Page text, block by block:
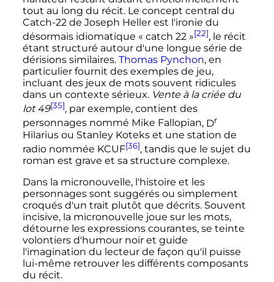
tout au long du récit. Le concept central du
Catch-22 de Joseph Heller est l'ironie du
désormais idiomatique « catch 22 »[22], le récit
étant structuré autour d'une longue série de
dérisions similaires. Thomas Pynchon, en
particulier fournit des exemples de jeu,
incluant des jeux de mots souvent ridicules
dans un contexte sérieux. Vente à la criée du
lot 49[35], par exemple, contient des
personnages nommé Mike Fallopian, Dr
Hilarius ou Stanley Koteks et une station de
radio nommée KCUF[36], tandis que le sujet du
roman est grave et sa structure complexe.
Dans la micronouvelle, l'histoire et les
personnages sont suggérés ou simplement
croqués d'un trait plutôt que décrits. Souvent
incisive, la micronouvelle joue sur les mots,
détourne les expressions courantes, se teinte
volontiers d'humour noir et guide
l'imagination du lecteur de façon qu'il puisse
lui-même retrouver les différents composants
du récit.